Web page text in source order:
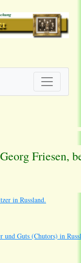
Friesen,
in Russland.
und Guts (Chutors) in